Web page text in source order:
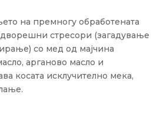
на премногу обработената
стресори (загадување
со мед од мајчина
арганово масло и
косата исклучително мека,